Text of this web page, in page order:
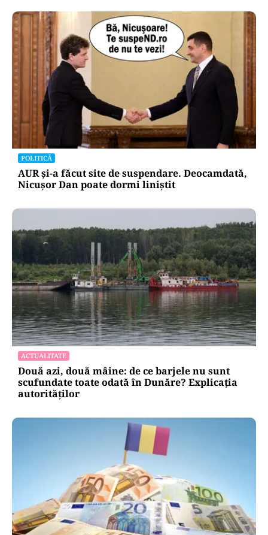
POLITICĂ
AUR și-a făcut site de suspendare. Deocamdată,
Nicușor Dan poate dormi liniștit
ACTUALITATE
Două azi, două mâine: de ce barjele nu sunt
scufundate toate odată în Dunăre? Explicația
autorităților